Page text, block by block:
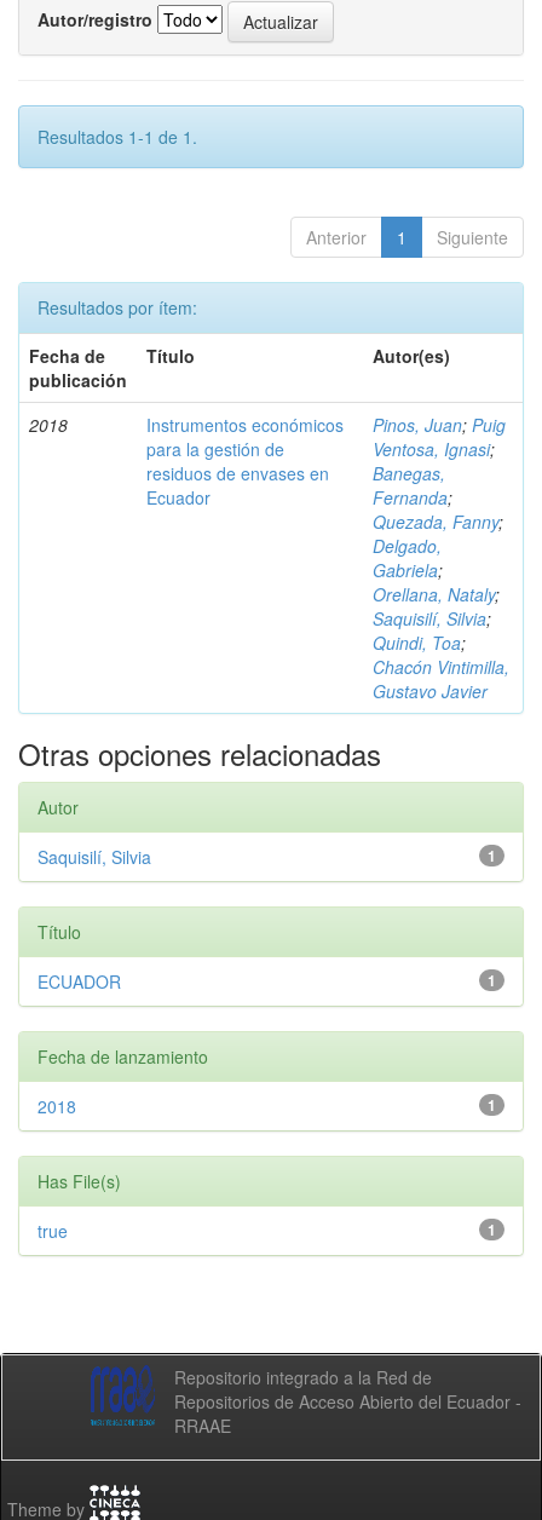
Autor/registro
Resultados 1-1 de 1.
Anterior 1 Siguiente
Resultados por ítem:
Fecha de
publicación
Título Autor(es)
2018
Instrumentos económicos
para la gestión de
residuos de envases en
Ecuador
Pinos, Juan; Puig
Ventosa, Ignasi;
Banegas,
Fernanda;
Quezada, Fanny;
Delgado,
Gabriela;
Orellana, Nataly;
Saquisilí, Silvia;
Quindi, Toa;
Chacón Vintimilla,
Gustavo Javier
Otras opciones relacionadas
Autor
1
Saquisilí, Silvia
Título
1
ECUADOR
Fecha de lanzamiento
1
2018
Has File(s)
1
true
Repositorio integrado a la Red de
Repositorios de Acceso Abierto del Ecuador -
RRAAE
Theme by